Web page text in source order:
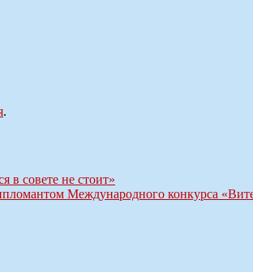
.
в совете не стоит»
Международного конкурса